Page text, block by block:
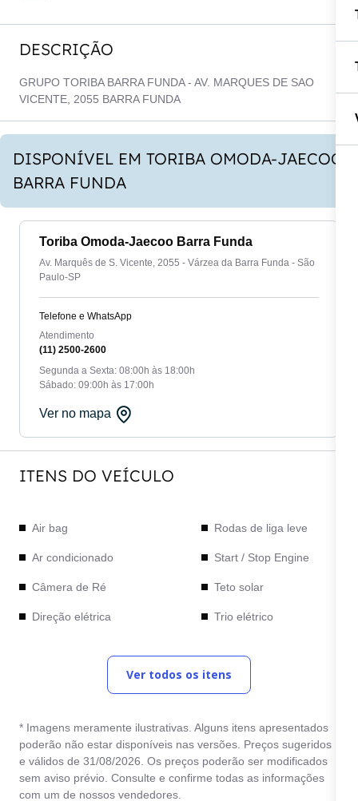
DESCRIÇÃO
GRUPO TORIBA BARRA FUNDA - AV. MARQUES DE SAO
VICENTE, 2055 BARRA FUNDA
DISPONÍVEL EM TORIBA OMODA-JAECOO
BARRA FUNDA
Toriba Omoda-Jaecoo Barra Funda
Av. Marquês de S. Vicente, 2055 - Várzea da Barra Funda - São
Paulo-SP
Telefone e WhatsApp
Atendimento
(11) 2500-2600
Segunda a Sexta: 08:00h às 18:00h
Sábado: 09:00h às 17:00h
Ver no mapa
ITENS DO VEÍCULO
Air bag
Ar condicionado
Câmera de Ré
Direção elétrica
Rodas de liga leve
Start / Stop Engine
Teto solar
Trio elétrico
Ver todos os itens
* Imagens meramente ilustrativas. Alguns itens apresentados
poderão não estar disponíveis nas versões. Preços sugeridos
e válidos de 31/08/2026. Os preços poderão ser modificados
sem aviso prévio. Consulte e confirme todas as informações
com um de nossos vendedores.